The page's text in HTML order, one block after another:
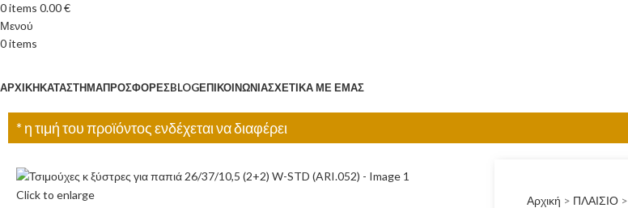
0items 0.00€
Μενού
0items
ΑΡΧΙΚΉΚΑΤΆΣΤΗΜΑΠΡΟΣΦΟΡΈΣBLOGΕΠΙΚΟΙΝΩΝΊΑΣΧΕΤΙΚΆ ΜΕ ΕΜΆΣ
* η τιμή του προϊόντος ενδέχεται να διαφέρει
Click to enlarge Αρχική > ΠΛΑΙΣΙΟ >